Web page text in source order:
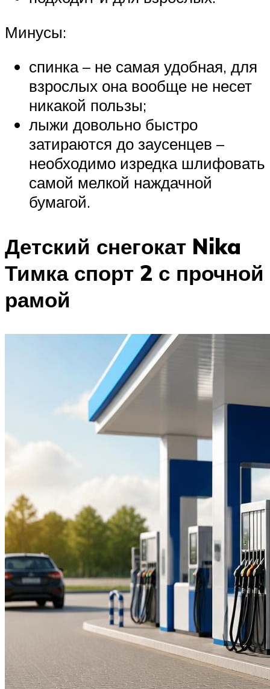
Минусы:
спинка – не самая удобная, для
взрослых она вообще не несет
никакой пользы;
лыжи довольно быстро
затираются до заусенцев –
необходимо изредка шлифовать
самой мелкой наждачной
бумагой.
Детский снегокат Nika
Тимка спорт 2 с прочной
рамой